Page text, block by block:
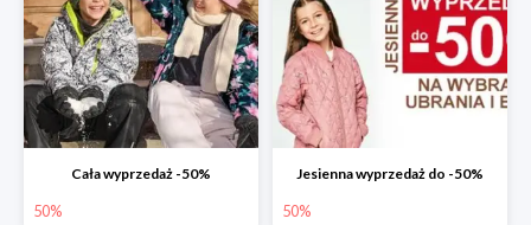
Cała wyprzedaż -50%
50%
Jesienna wyprzedaż do -50%
50%